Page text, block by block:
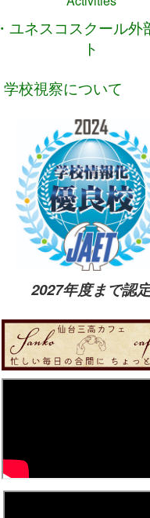
・ユネスコスクール外
ト
学校視察について
2027年度まで認